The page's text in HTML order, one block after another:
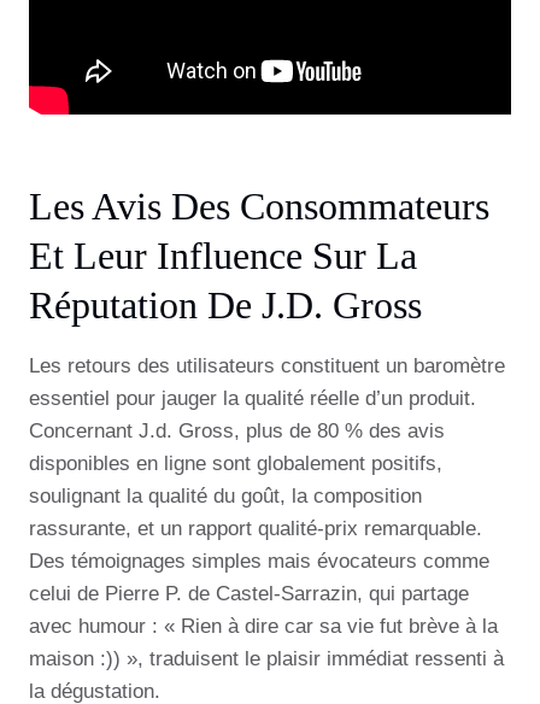
Les Avis Des Consommateurs
Et Leur Influence Sur La
Réputation De J.d. Gross
Les retours des utilisateurs constituent un baromètre
essentiel pour jauger la qualité réelle d’un produit.
Concernant J.d. Gross, plus de 80 % des avis
disponibles en ligne sont globalement positifs,
soulignant la qualité du goût, la composition
rassurante, et un rapport qualité-prix remarquable.
Des témoignages simples mais évocateurs comme
celui de Pierre P. de Castel-Sarrazin, qui partage
avec humour : « Rien à dire car sa vie fut brève à la
maison :)) », traduisent le plaisir immédiat ressenti à
la dégustation.